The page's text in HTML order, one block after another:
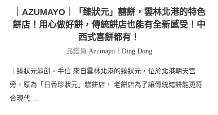
｜AZUMAYO｜「臻狀元」囍餅，雲林北港的特色
餅店！用心做好餅，傳統餅店也能有全新感受！中
西式喜餅都有！
品鑑員 Azumayo｜Ding Dong
｜臻狀元囍餅・手信 來自雲林北港的臻狀元，位於北港朝天宮
旁，原為「日香珍狀元」糕餅店， 老餅店為了讓傳統糕餅能更符
合現代 …